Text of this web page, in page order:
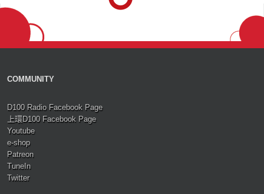
COMMUNITY
D100 Radio Facebook Page
上環D100 Facebook Page
Youtube
e-shop
Patreon
TuneIn
Twitter